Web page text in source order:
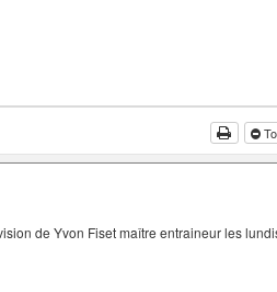
de Yvon Fiset maître entraineur les